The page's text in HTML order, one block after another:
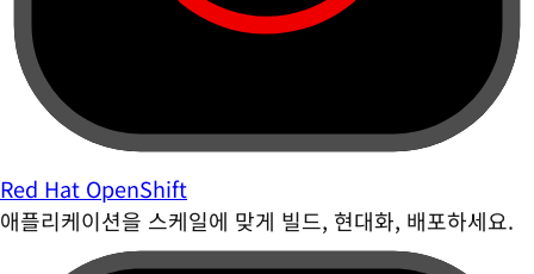
Red Hat OpenShift
애플리케이션을 스케일에 맞게 빌드, 현대화, 배포하세요.